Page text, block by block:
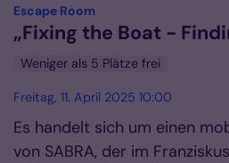
Escape Room:
„Fixing the Boat -
Weniger als 5 Plätze frei
Freitag, 11. April 2025 10:00
Es handelt sich um einen
von SABRA, der im